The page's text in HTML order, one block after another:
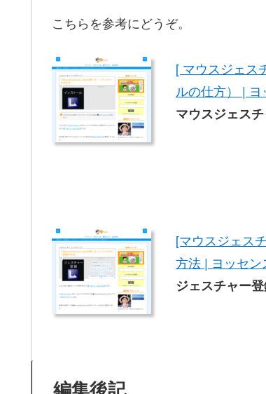
こちらを参考にどうぞ。
[ マウスジェス
ルの仕方） | ヨ
マウスジェス
[マウスジェス
方法 | ヨッセン
ジェスチャー登
編集後記